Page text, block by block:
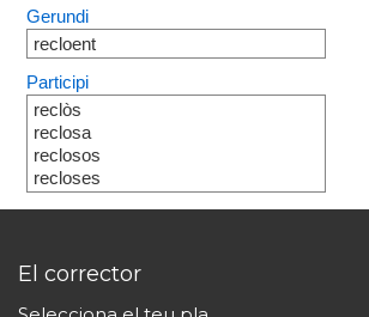
Gerundi
recloent
Participi
reclòs
reclosa
reclosos
recloses
El corrector